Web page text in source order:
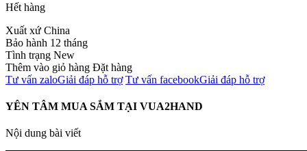
Hết hàng
Xuất xứ China
Bảo hành 12 tháng
Tình trạng New
Thêm vào giỏ hàng Đặt hàng
Tư vấn zaloGiải đáp hỗ trợ Tư vấn facebookGiải đáp hỗ trợ
YÊN TÂM MUA SẮM TẠI VUA2HAND
Nội dung bài viết